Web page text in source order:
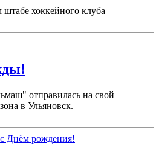
хоккейного клуба
отправилась на свой
в Ульяновск.